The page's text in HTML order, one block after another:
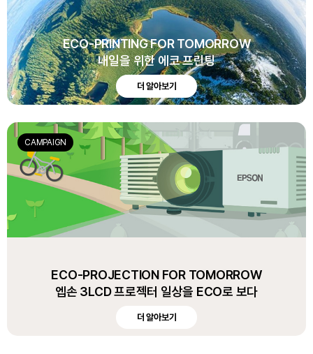
ECO-PRINTING FOR TOMORROW
내일을 위한 에코 프린팅
더 알아보기
ECO-PROJECTION FOR TOMORROW
엡손 3LCD 프로젝터 일상을 ECO로 보다
더 알아보기
CAMPAIGN